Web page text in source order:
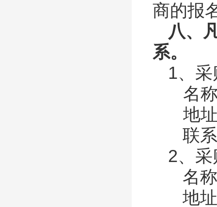
商的报
八、
系。
1、
名
地
联
2、
名
地